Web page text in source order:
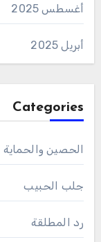
أغسطس 2025
أبريل 2025
Categories
الحصين والحماية
جلب الحبيب
رد المطلقة